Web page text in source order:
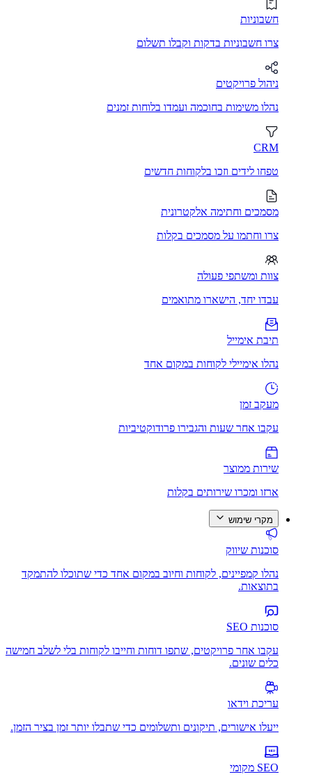
חשבוניות
צרו חשבוניות בדקות וקבלו תשלום
ניהול פרויקטים
נהלו משימות בחוכמה ועמדו בלוחות זמנים
CRM
טפחו לידים וזכו בלקוחות חדשים
מסמכים וחתימה אלקטרונית
צרו וחתמו על מסמכים בקלות
צוות ומשתפי פעולה
עבדו יחד, הישארו מתואמים
תיבת אימייל
נהלו אימיילי לקוחות במקום אחד
מעקב זמן
עקבו אחר שעות והגבירו פרודוקטיביות
שירות ממוצר
ארזו ומכרו שירותים בקלות
מקרי שימוש
סוכנות שיווק
נהלו קמפיינים, לקוחות וחיוב במקום אחד כדי שתוכלו להתמקד
בתוצאות.
סוכנות SEO
עקבו אחר פרויקטים, שתפו דוחות וחייבו לקוחות בלי לשלב חמישה
כלים שונים.
עריכת וידאו
ייעלו אישורים, תיקונים ותשלומים כדי שתבלו יותר זמן בציר הזמן.
SEO מקומי